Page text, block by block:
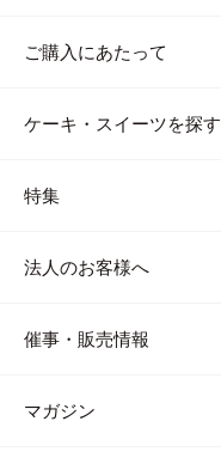
ご購入にあたって
ケーキ・スイーツを探す
特集
法人のお客様へ
催事・販売情報
マガジン